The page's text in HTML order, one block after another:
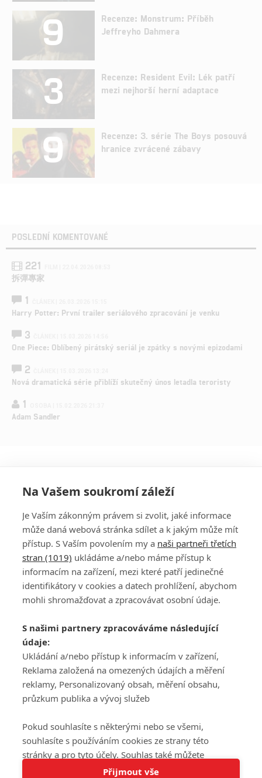
Tato stránka používá soubory cookies.
9
Recenze: Monstrum: Příběh
Jeffreyho Dahmera
3
Recenze: Resident Evil: Lék patří
mezi nejhorší herní adaptace
9
Recenze: 3. série The Boys posouvá
hranice zvrácené zábavy
POSLEDNÍ KOMENTOVANÉ
221
拆彈專家
1
Harry Potter: První trailer seriálového zpracování je venku
3
One Piece: Oblíbený pirátský seriál je zpátky s novými epizodami
2
Nová dramatická série přiblíží skutečný únos letadla teroristy
1
Adam Sandler
PŘIHLÁSIT
REGISTROVAT
DISKUZE
Šéfredaktorkou webu jePetr Slavík, e-mailserialy@fandimefilmu.cz
Máte-li zájem o inzerci na našem webu napište nám na e-mail
studio@koncal.com
Ochrana osobních údajů|Zásady používání cookies |Pravidla webu
Upravit nastavení soukromí
© 2016 – 2026 FandimeSerialum.cz / All rights reserved /
Na Vašem soukromí záleží
Je Vaším zákonným právem si zvolit, jaké informace
může daná webová stránka sdílet a k jakým může mít
přístup. S Vaším povolením my a naši partneři třetích
stran (1019) ukládáme a/nebo máme přístup k
informacím na zařízení, mezi které patří jedinečné
identifikátory v cookies a datech prohlížení, abychom
mohli shromažďovat a zpracovávat osobní údaje.
S našimi partnery zpracováváme následující
údaje:
Ukládání a/nebo přístup k informacím v zařízení,
Reklama založená na omezených údajích a měření
reklamy, Personalizovaný obsah, měření obsahu,
průzkum publika a vývoj služeb
Pokud souhlasíte s některými nebo se všemi,
souhlasíte s používáním cookies ze strany této
stránky a pro tyto účely. Souhlas také můžete
odmítnout, ale v takovém případě vám na stránce
Přijmout vše